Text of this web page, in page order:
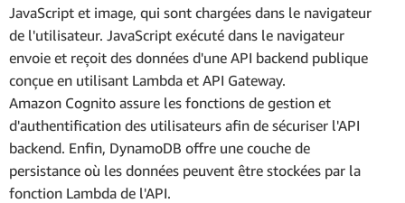
JavaScript et image, qui sont chargées dans le navigateur
de l'utilisateur. JavaScript exécuté dans le navigateur
envoie et reçoit des données d'une API backend publique
conçue en utilisant Lambda et API Gateway.
Amazon Cognito assure les fonctions de gestion et
d'authentification des utilisateurs afin de sécuriser l'API
backend. Enfin, DynamoDB offre une couche de
persistance où les données peuvent être stockées par la
fonction Lambda de l'API.